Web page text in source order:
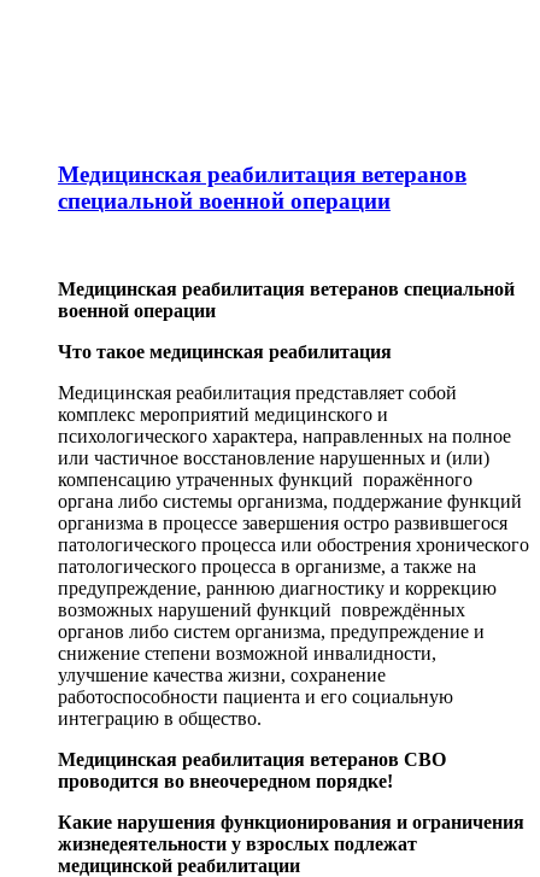
Медицинская реабилитация ветеранов
специальной военной операции
Медицинская реабилитация ветеранов специальной
военной операции
Что такое медицинская реабилитация
Медицинская реабилитация представляет собой
комплекс мероприятий медицинского и
психологического характера, направленных на полное
или частичное восстановление нарушенных и (или)
компенсацию утраченных функций поражённого
органа либо системы организма, поддержание функций
организма в процессе завершения остро развившегося
патологического процесса или обострения хронического
патологического процесса в организме, а также на
предупреждение, раннюю диагностику и коррекцию
возможных нарушений функций повреждённых
органов либо систем организма, предупреждение и
снижение степени возможной инвалидности,
улучшение качества жизни, сохранение
работоспособности пациента и его социальную
интеграцию в общество.
Медицинская реабилитация ветеранов СВО
проводится во внеочередном порядке!
Какие нарушения функционирования и ограничения
жизнедеятельности у взрослых подлежат
медицинской реабилитации